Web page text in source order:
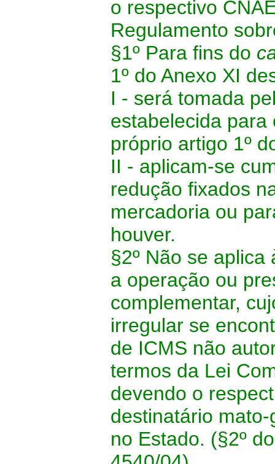
o respectivo
Regulamento
§1º Para fins do
1º do Anexo XI
I - será tomada
estabelecida para
próprio artigo 1º
II - aplicam-se
redução fixados
mercadoria ou
houver.
§2º Não se
a operação ou
complementar,
irregular se
de ICMS não
termos da Lei
devendo o
destinatário
no Estado. (§2º